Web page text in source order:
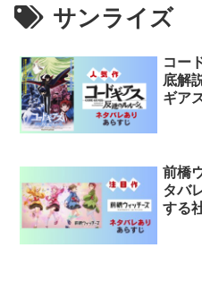
サンライズ
コー
底解
ギア
前橋
タバ
する